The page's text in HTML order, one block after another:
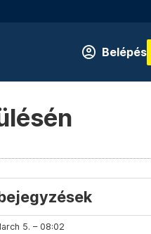
Belépés
5. – 08:02